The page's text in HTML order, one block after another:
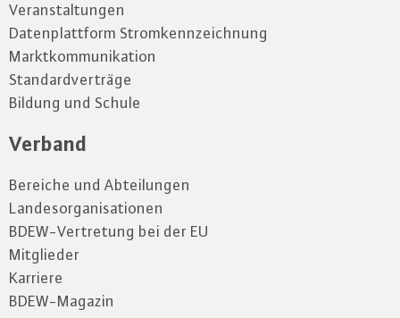
Veranstaltungen
Datenplattform Stromkennzeichnung
Marktkommunikation
Standardverträge
Bildung und Schule
Verband
Bereiche und Abteilungen
Landesorganisationen
BDEW-Vertretung bei der EU
Mitglieder
Karriere
BDEW-Magazin